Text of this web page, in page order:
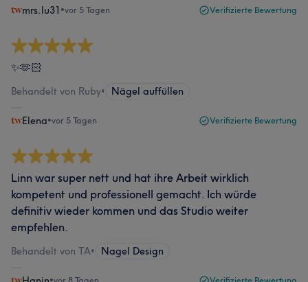
mrs.lu31 •vor 5 Tagen Verifizierte Bewertung
✨🫶🏻
Behandelt von Ruby• Nägel auffüllen
Elena•vor 5 Tagen Verifizierte Bewertung
Linn war super nett und hat ihre Arbeit wirklich
kompetent und professionell gemacht. Ich würde
definitiv wieder kommen und das Studio weiter
empfehlen.
Behandelt von TA• Nagel Design